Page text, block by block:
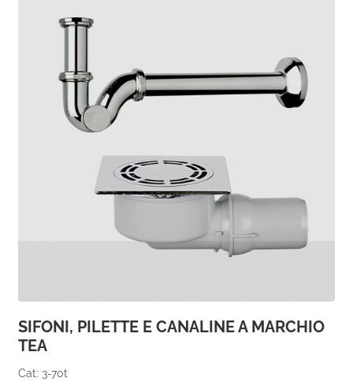
SIFONI, PILETTE E CANALINE A MARCHIO
TEA
Cat: 3-70t